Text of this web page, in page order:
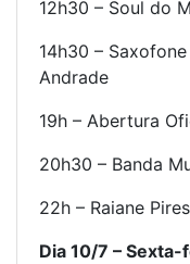
12h30 – Soul do
14h30 –
Andrade
19h – Abertura
20h30 – Banda
22h – Raiane Pires
Dia 10/7 – Sexta-